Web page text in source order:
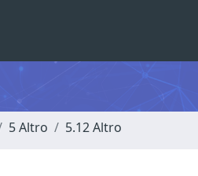
5 Altro 5.12 Altro